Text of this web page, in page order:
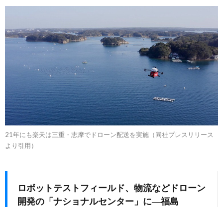
21年にも楽天は三重・志摩でドローン配送を実施（同社プレスリリース
より引用）
ロボットテストフィールド、物流などドローン
開発の「ナショナルセンター」に―福島